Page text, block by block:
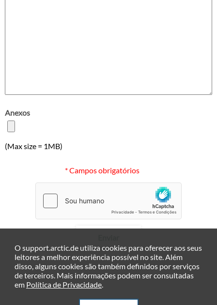
Anexos
(Max size = 1MB)
* Campos obrigatórios
O support.arctic.de utiliza cookies para oferecer aos seus
leitores a melhor experiência possível no site. Além
disso, alguns cookies são também definidos por serviços
de terceiros. Mais informações podem ser consultadas
em Política de Privacidade.